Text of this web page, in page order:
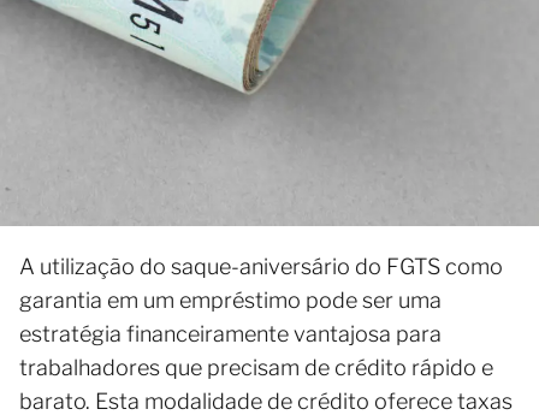
A utilização do saque-aniversário do FGTS como
garantia em um empréstimo pode ser uma
estratégia financeiramente vantajosa para
trabalhadores que precisam de crédito rápido e
barato. Esta modalidade de crédito oferece taxas